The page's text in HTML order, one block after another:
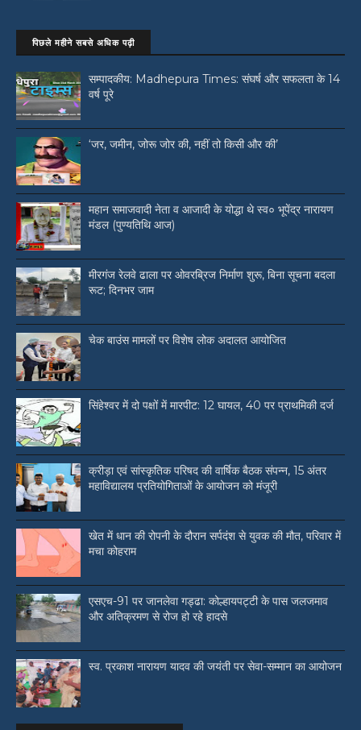
पिछले महीने सबसे अधिक पढ़ी
सम्पादकीय: Madhepura Times: संघर्ष और सफलता के 14
वर्ष पूरे
‘जर, जमीन, जोरू जोर की, नहीं तो किसी और की’
महान समाजवादी नेता व आजादी के योद्धा थे स्व० भूपेंद्र नारायण
मंडल (पुण्यतिथि आज)
मीरगंज रेलवे ढाला पर ओवरब्रिज निर्माण शुरू, बिना सूचना बदला
रूट; दिनभर जाम
चेक बाउंस मामलों पर विशेष लोक अदालत आयोजित
सिंहेश्वर में दो पक्षों में मारपीट: 12 घायल, 40 पर प्राथमिकी दर्ज
क्रीड़ा एवं सांस्कृतिक परिषद की वार्षिक बैठक संपन्न, 15 अंतर
महाविद्यालय प्रतियोगिताओं के आयोजन को मंजूरी
खेत में धान की रोपनी के दौरान सर्पदंश से युवक की मौत, परिवार में
मचा कोहराम
एसएच-91 पर जानलेवा गड्ढा: कोल्हायपट्टी के पास जलजमाव
और अतिक्रमण से रोज हो रहे हादसे
स्व. प्रकाश नारायण यादव की जयंती पर सेवा-सम्मान का आयोजन